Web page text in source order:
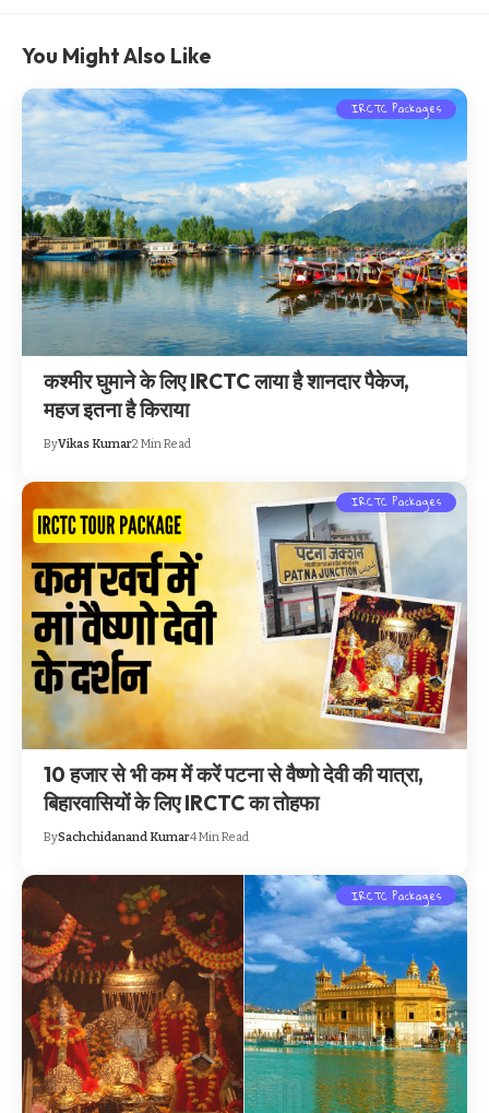
You Might Also Like
IRCTC Packages
कश्मीर घुमाने के लिए IRCTC लाया है शानदार पैकेज,
महज इतना है किराया
ByVikas Kumar2 Min Read
IRCTC Packages
10 हजार से भी कम में करें पटना से वैष्णो देवी की यात्रा,
बिहारवासियों के लिए IRCTC का तोहफा
BySachchidanand Kumar4 Min Read
IRCTC Packages